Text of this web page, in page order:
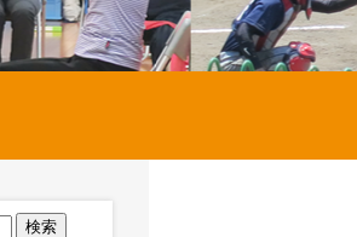
検索